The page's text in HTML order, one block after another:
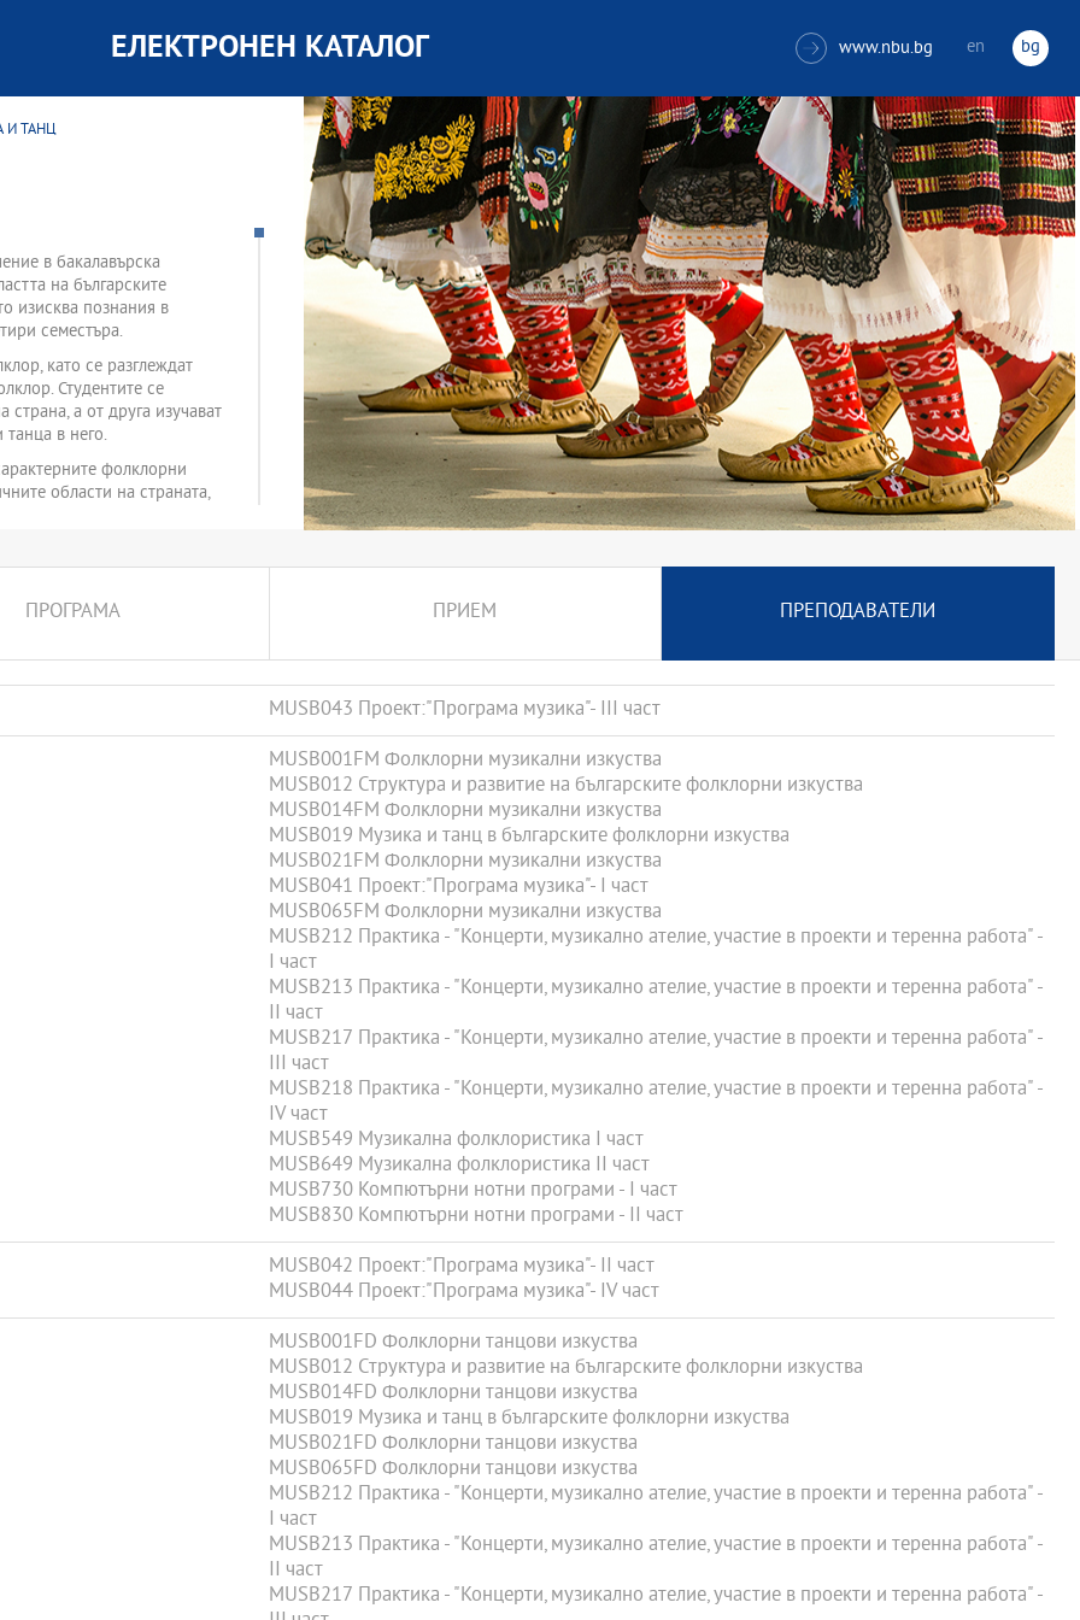
ЕЛЕКТРОНЕН КАТАЛОГ  www.nbu.bg en bg
И ТАНЦ
в бакалавърска
на българските
изисква познания в
семестъра.
като се разглеждат
Студентите се
а от друга изучават
в него.
фолклорни
области на страната,
произведения. Ще се
фолклорните образци в
различни състави, което
в областта на
ПРОГРАМА ПРИЕМ ПРЕПОДАВАТЕЛИ
MUSB043 Проект:"Програма музика"- ІІІ част
MUSB001FM Фолклорни музикални изкуства
MUSB012 Структура и развитие на българските фолклорни изкуства
MUSB014FM Фолклорни музикални изкуства
MUSB019 Музика и танц в българските фолклорни изкуства
MUSB021FM Фолклорни музикални изкуства
MUSB041 Проект:"Програма музика"- І част
MUSB065FM Фолклорни музикални изкуства
MUSB212 Практика - "Концерти, музикално ателие, участие в проекти и теренна работа" -
І част
MUSB213 Практика - "Концерти, музикално ателие, участие в проекти и теренна работа" -
ІI част
MUSB217 Практика - "Концерти, музикално ателие, участие в проекти и теренна работа" -
ІII част
MUSB218 Практика - "Концерти, музикално ателие, участие в проекти и теренна работа" -
ІV част
MUSB549 Музикална фолклористика I част
MUSB649 Музикална фолклористика II част
MUSB730 Компютърни нотни програми - I част
MUSB830 Компютърни нотни програми - ІІ част
MUSB042 Проект:"Програма музика"- ІІ част
MUSB044 Проект:"Програма музика"- ІV част
MUSB001FD Фолклорни танцови изкуства
MUSB012 Структура и развитие на българските фолклорни изкуства
MUSB014FD Фолклорни танцови изкуства
MUSB019 Музика и танц в българските фолклорни изкуства
MUSB021FD Фолклорни танцови изкуства
MUSB065FD Фолклорни танцови изкуства
MUSB212 Практика - "Концерти, музикално ателие, участие в проекти и теренна работа" -
І част
MUSB213 Практика - "Концерти, музикално ателие, участие в проекти и теренна работа" -
ІI част
MUSB217 Практика - "Концерти, музикално ателие, участие в проекти и теренна работа" -